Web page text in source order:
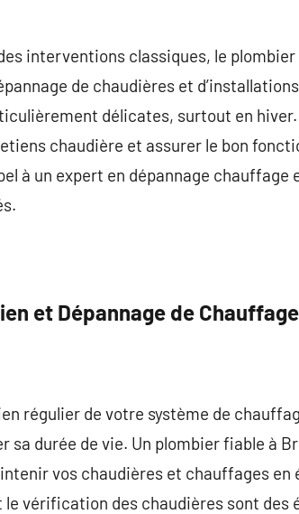
interventions classiques, le
de chaudières et
délicates, surtout en
chaudière et assurer le bon
à un expert en dépannage
et Dépannage de Chauffage
régulier de votre système de
sa durée de vie. Un plombier fiable à
vos chaudières et chauffages
vérification des chaudières sont des